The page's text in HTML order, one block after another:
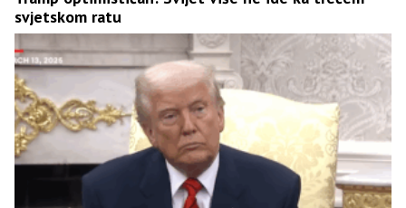
svjetskom ratu